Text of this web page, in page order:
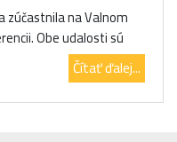
zúčastnila na Valnom
Obe udalosti sú
Čítať ďalej...